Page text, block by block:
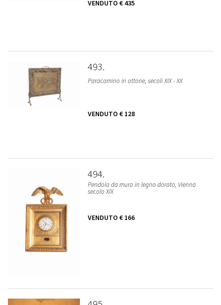
VENDUTO € 435
493
Paracamino in ottone, secoli XIX - XX
VENDUTO € 128
494
Pendola da muro in legno dorato, Vienna
secolo XIX
VENDUTO € 166